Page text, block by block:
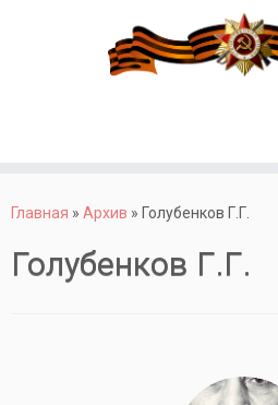
Главная » Архив » Голубенков Г.Г.
Голубенков Г.Г.